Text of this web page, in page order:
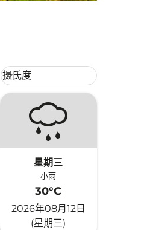
Weather unit option 摄氏度
摄氏度
keyboard_arrow_down
星期三
小雨
30°C
2026年08月12日
(星期三)